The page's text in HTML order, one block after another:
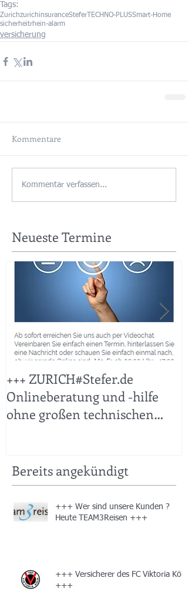
Tags:
ZurichzurichinsuranceStefer TECHNO-PLUSSmart-Home
sicherheitrhein-alarm
versicherung
Kommentare
Kommentar verfassen...
Neueste Termine
+++ ZURICH#Stefer.de
Onlineberatung und -hilfe
ohne großen technischen
Bereits angekündigt
+++ Wer sind unsere Kunden ?
Heute TEAM3Reisen +++
+++ Versicherer des FC Viktoria Köln
+++